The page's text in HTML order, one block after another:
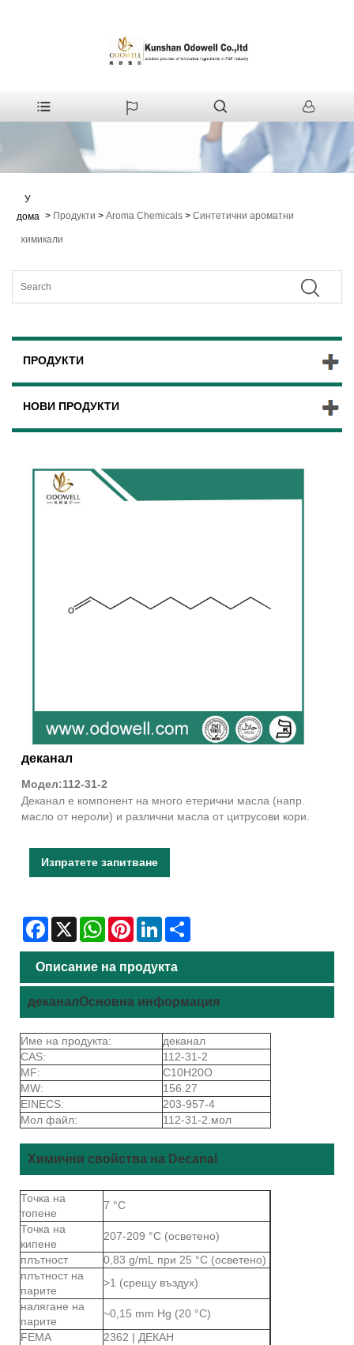
У
дома > Продукти > Aroma Chemicals > Синтетични ароматни
химикали
ПРОДУКТИ
НОВИ ПРОДУКТИ
деканал
Модел:112-31-2
Деканал е компонент на много етерични масла (напр.
масло от нероли) и различни масла от цитрусови кори.
Изпратете запитване
Facebook
X WhatsAppPinterestLinkedIn
Описание на продукта
деканалОсновна информация
Име на продукта:
деканал
CAS:
112-31-2
MF:
C10H20O
MW:
156.27
EINECS:
203-957-4
Мол файл:
112-31-2.мол
Химични свойства на Decanal
Точка на
топене
7 °C
Точка на
кипене
207-209 °C (осветено)
плътност
0,83 g/mL при 25 °C (осветено)
плътност на
парите
>1 (срещу въздух)
налягане на
парите
~0,15 mm Hg (20 °C)
FEMA
2362 | ДЕКАН